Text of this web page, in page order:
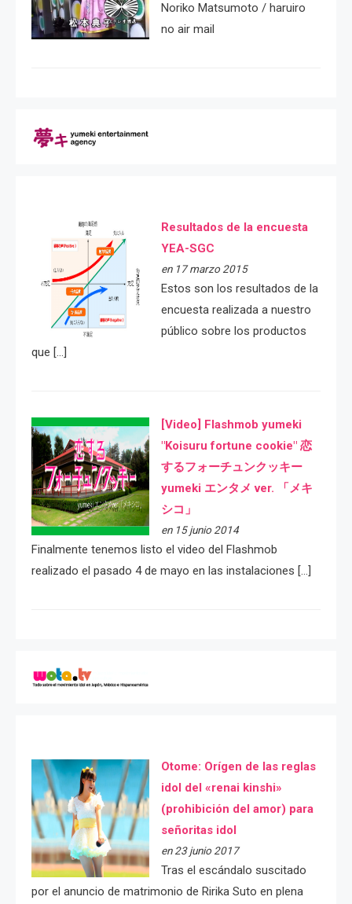
Noriko Matsumoto / haruiro
no air mail
Resultados de la encuesta
YEA-SGC
en 17 marzo 2015
Estos son los resultados de la
encuesta realizada a nuestro
público sobre los productos
que […]
[Video] Flashmob yumeki
"Koisuru fortune cookie" 恋
するフォーチュンクッキー
yumeki エンタメ ver. 「メキ
シコ」
en 15 junio 2014
Finalmente tenemos listo el video del Flashmob
realizado el pasado 4 de mayo en las instalaciones […]
Otome: Orígen de las reglas
idol del «renai kinshi»
(prohibición del amor) para
señoritas idol
en 23 junio 2017
Tras el escándalo suscitado
por el anuncio de matrimonio de Ririka Suto en plena